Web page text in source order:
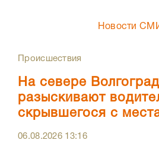
Новости
Происшествия
На севере
разыскивают
скрывшегося с
06.08.2026 13:16